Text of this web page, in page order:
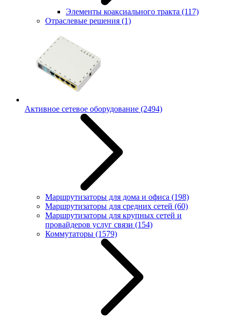
Элементы коаксиального тракта (117)
Отраслевые решения (1)
Активное сетевое оборудование (2494)
Маршрутизаторы для дома и офиса (198)
Маршрутизаторы для средних сетей (60)
Маршрутизаторы для крупных сетей и
провайдеров услуг связи (154)
Коммутаторы (1579)